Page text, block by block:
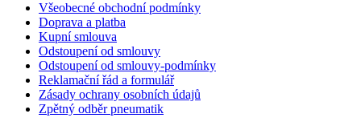
Všeobecné obchodní podmínky
Doprava a platba
Kupní smlouva
Odstoupení od smlouvy
Odstoupení od smlouvy-podmínky
Reklamační řád a formulář
Zásady ochrany osobních údajů
Zpětný odběr pneumatik